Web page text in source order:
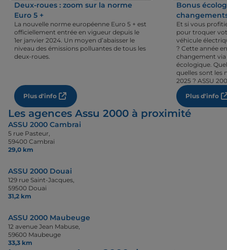
Deux-roues : zoom sur la norme
Euro 5 +
La nouvelle norme européenne Euro 5 + est
officiellement entrée en vigueur depuis le
1er janvier 2024. Un moyen d’abaisser le
niveau des émissions polluantes de tous les
deux-roues.
Plus d'info
Bonus
Et si vous
pour troquer
véhicule
? Cette année
changement
écologique.
quelles sont les
2025 ? ASSU
Plus d'info
Les agences Assu 2000 à proximité
ASSU 2000 Cambrai
5 rue Pasteur,
59400 Cambrai
29,0 km
ASSU 2000 Douai
129 rue Saint-Jacques,
59500 Douai
31,2 km
ASSU 2000 Maubeuge
12 avenue Jean Mabuse,
59600 Maubeuge
33,3 km